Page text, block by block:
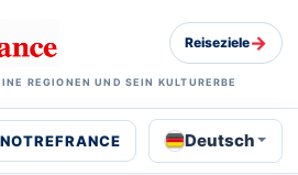
REGIONEN UND SEIN KULTURERBE
Reiseziele→
Deutsch